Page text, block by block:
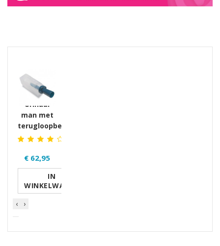
Urinaal
man met
terugloopbeveiliging
€ 62,95
IN
WINKELWAGEN
‹
›